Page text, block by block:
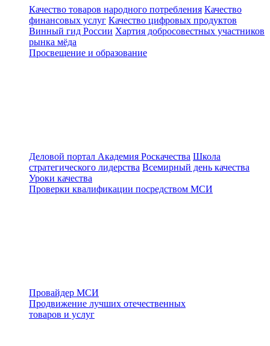
Качество товаров народного потребления Качество
финансовых услуг Качество цифровых продуктов
Винный гид России Хартия добросовестных участников
рынка мёда
Просвещение и образование
Деловой портал Академия Роскачества Школа
стратегического лидерства Всемирный день качества
Уроки качества
Проверки квалификации посредством МСИ
Провайдер МСИ
Продвижение лучших отечественных
товаров и услуг